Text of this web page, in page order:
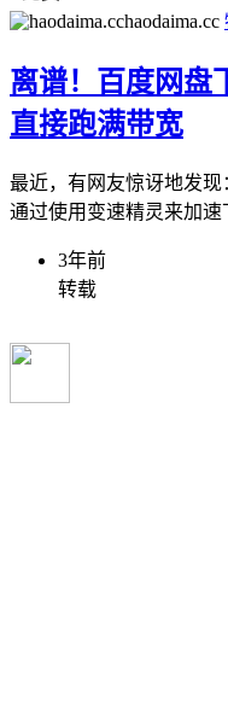
haodaima.cc
离谱！百度网盘
直接跑满带宽
最近，有网友惊讶地发
通过使用变速精灵来加速
3年前
转载